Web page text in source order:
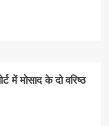
में मोसाद के दो वरिष्ठ